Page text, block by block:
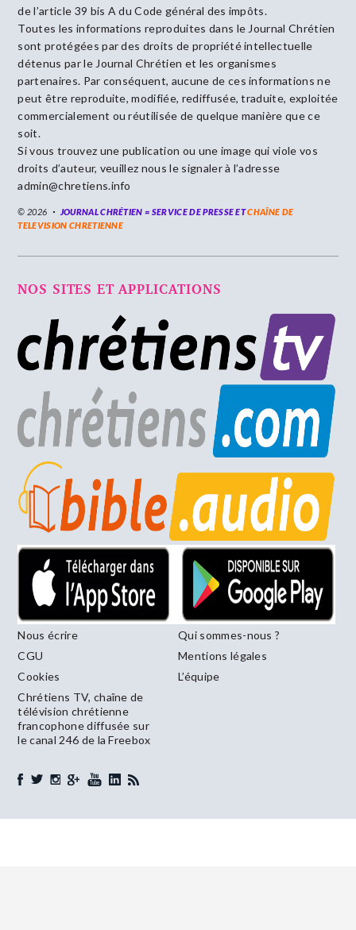
de l’article 39 bis A du Code général des impôts.
Toutes les informations reproduites dans le Journal Chrétien
sont protégées par des droits de propriété intellectuelle
détenus par le Journal Chrétien et les organismes
partenaires. Par conséquent, aucune de ces informations ne
peut être reproduite, modifiée, rediffusée, traduite, exploitée
commercialement ou réutilisée de quelque manière que ce
soit.
Si vous trouvez une publication ou une image qui viole vos
droits d’auteur, veuillez nous le signaler à l’adresse
admin@chretiens.info
© 2026 JOURNAL CHRÉTIEN = SERVICE DE PRESSE ETCHAÎNE DE
TELEVISION CHRETIENNE
NOS SITES ET APPLICATIONS
Nous écrire
Qui sommes-nous ?
CGU
Mentions légales
Cookies
L’équipe
Chrétiens TV, chaîne de
télévision chrétienne
francophone diffusée sur
le canal 246 de la Freebox